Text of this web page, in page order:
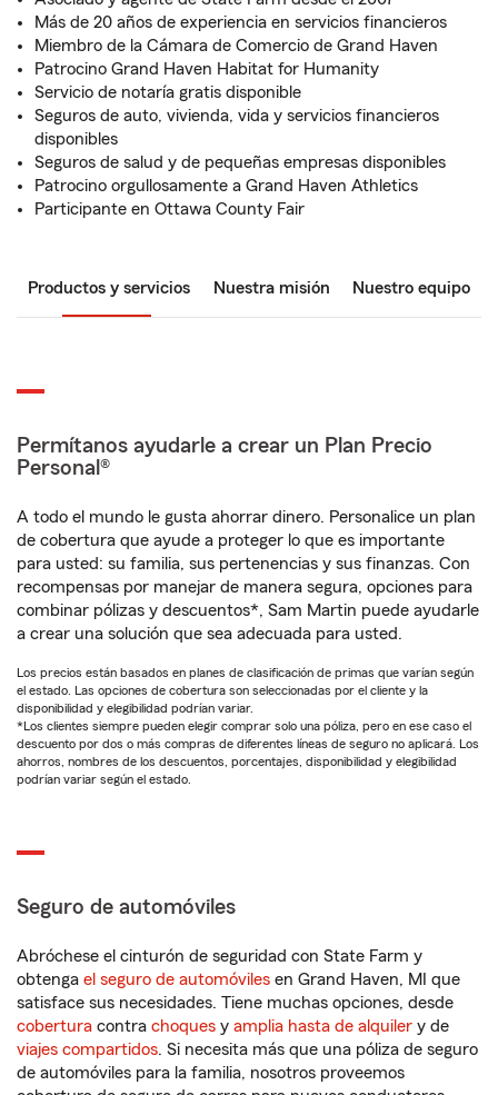
Más de 20 años de experiencia en servicios financieros
Miembro de la Cámara de Comercio de Grand Haven
Patrocino Grand Haven Habitat for Humanity
Servicio de notaría gratis disponible
Seguros de auto, vivienda, vida y servicios financieros
disponibles
Seguros de salud y de pequeñas empresas disponibles
Patrocino orgullosamente a Grand Haven Athletics
Participante en Ottawa County Fair
Productos y servicios Nuestra misión Nuestro equipo
Permítanos ayudarle a crear un Plan Precio
Personal®
A todo el mundo le gusta ahorrar dinero. Personalice un plan
de cobertura que ayude a proteger lo que es importante
para usted: su familia, sus pertenencias y sus finanzas. Con
recompensas por manejar de manera segura, opciones para
combinar pólizas y descuentos*, Sam Martin puede ayudarle
a crear una solución que sea adecuada para usted.
Los precios están basados en planes de clasificación de primas que varían según
el estado. Las opciones de cobertura son seleccionadas por el cliente y la
disponibilidad y elegibilidad podrían variar.
*Los clientes siempre pueden elegir comprar solo una póliza, pero en ese caso el
descuento por dos o más compras de diferentes líneas de seguro no aplicará. Los
ahorros, nombres de los descuentos, porcentajes, disponibilidad y elegibilidad
podrían variar según el estado.
Seguro de automóviles
Abróchese el cinturón de seguridad con State Farm y
obtenga el seguro de automóviles en Grand Haven, MI que
satisface sus necesidades. Tiene muchas opciones, desde
cobertura contra choques y amplia hasta de alquiler y de
viajes compartidos. Si necesita más que una póliza de seguro
de automóviles para la familia, nosotros proveemos